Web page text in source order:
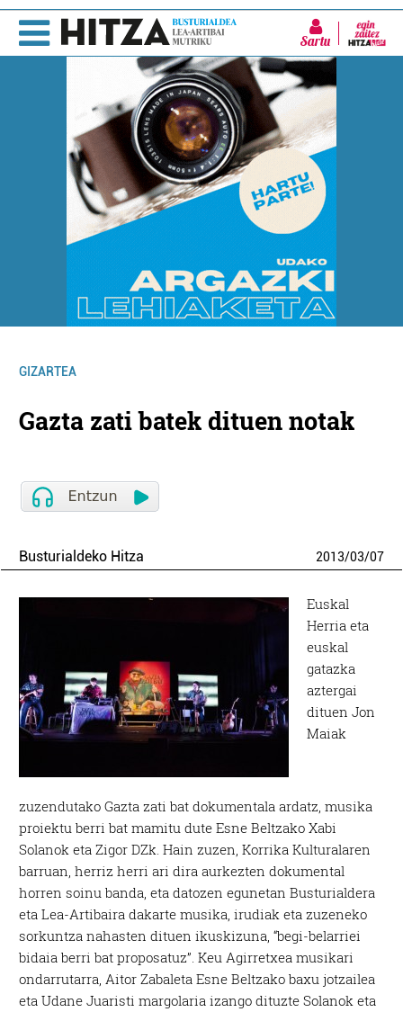
Sartu
GIZARTEA
Gazta zati batek dituen notak
Busturialdeko Hitza 2013/03/07
Euskal
Herria eta
euskal
gatazka
aztergai
dituen Jon
Maiak
zuzendutako Gazta zati bat dokumentala ardatz, musika
proiektu berri bat mamitu dute Esne Beltzako Xabi
Solanok eta Zigor DZk. Hain zuzen, Korrika Kulturalaren
barruan, herriz herri ari dira aurkezten dokumental
horren soinu banda, eta datozen egunetan Busturialdera
eta Lea-Artibaira dakarte musika, irudiak eta zuzeneko
sorkuntza nahasten dituen ikuskizuna, “begi-belarriei
bidaia berri bat proposatuz”. Keu Agirretxea musikari
ondarrutarra, Aitor Zabaleta Esne Beltzako baxu jotzailea
eta Udane Juaristi margolaria izango dituzte Solanok eta